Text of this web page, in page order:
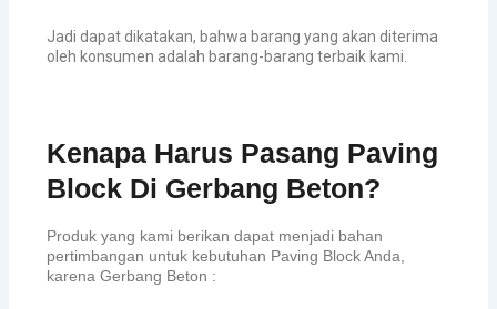
Jadi dapat dikatakan, bahwa barang yang akan diterima
oleh konsumen adalah barang-barang terbaik kami.
Kenapa Harus Pasang Paving
Block Di Gerbang Beton?
Produk yang kami berikan dapat menjadi bahan
pertimbangan untuk kebutuhan Paving Block Anda,
karena Gerbang Beton :